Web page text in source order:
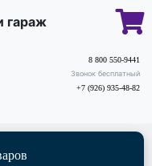
гараж
8 800 550-9441
Звонок бесплатный
+7 (926) 935-48-82